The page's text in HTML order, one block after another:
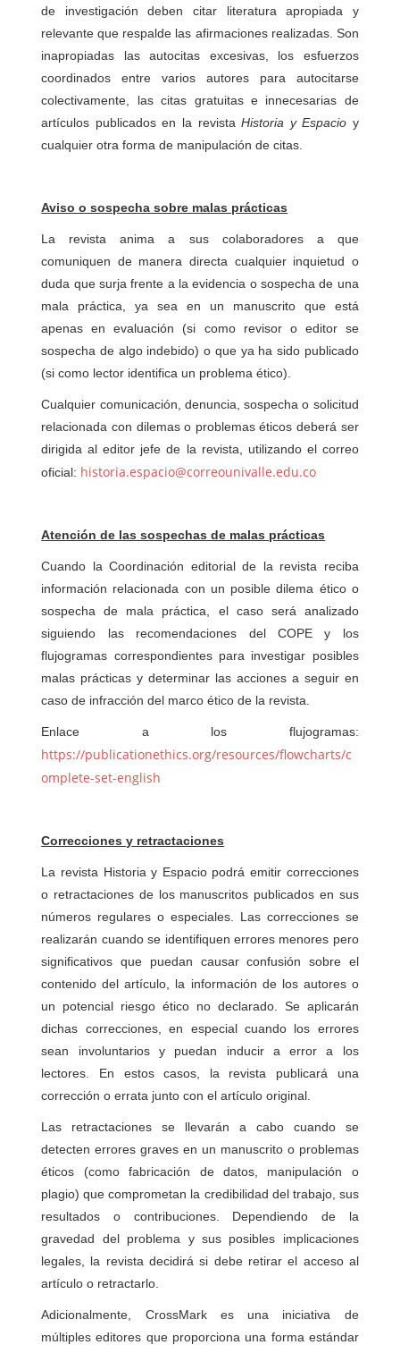
de investigación deben citar literatura apropiada y
relevante que respalde las afirmaciones realizadas. Son
inapropiadas las autocitas excesivas, los esfuerzos
coordinados entre varios autores para autocitarse
colectivamente, las citas gratuitas e innecesarias de
artículos publicados en la revistaHistoria y Espacio y
cualquier otra forma de manipulación de citas.
Aviso o sospecha sobre malas prácticas
La revista anima a sus colaboradores a que
comuniquen de manera directa cualquier inquietud o
duda que surja frente a la evidencia o sospecha de una
mala práctica, ya sea en un manuscrito que está
apenas en evaluación (si como revisor o editor se
sospecha de algo indebido) o que ya ha sido publicado
(si como lector identifica un problema ético).
Cualquier comunicación, denuncia, sospecha o solicitud
relacionada con dilemas o problemas éticos deberá ser
dirigida al editor jefe de la revista, utilizando el correo
oficial: historia.espacio@correounivalle.edu.co
Atención de las sospechas de malas prácticas
Cuando la Coordinación editorial de la revista reciba
información relacionada con un posible dilema ético o
sospecha de mala práctica, el caso será analizado
siguiendo las recomendaciones del COPE y los
flujogramas correspondientes para investigar posibles
malas prácticas y determinar las acciones a seguir en
caso de infracción del marco ético de la revista.
Enlace a los flujogramas:
https://publicationethics.org/resources/flowcharts/c
omplete-set-english
Correcciones y retractaciones
La revista Historia y Espacio podrá emitir correcciones
o retractaciones de los manuscritos publicados en sus
números regulares o especiales. Las correcciones se
realizarán cuando se identifiquen errores menores pero
significativos que puedan causar confusión sobre el
contenido del artículo, la información de los autores o
un potencial riesgo ético no declarado. Se aplicarán
dichas correcciones, en especial cuando los errores
sean involuntarios y puedan inducir a error a los
lectores. En estos casos, la revista publicará una
corrección o errata junto con el artículo original.
Las retractaciones se llevarán a cabo cuando se
detecten errores graves en un manuscrito o problemas
éticos (como fabricación de datos, manipulación o
plagio) que comprometan la credibilidad del trabajo, sus
resultados o contribuciones. Dependiendo de la
gravedad del problema y sus posibles implicaciones
legales, la revista decidirá si debe retirar el acceso al
artículo o retractarlo.
Adicionalmente, CrossMark es una iniciativa de
múltiples editores que proporciona una forma estándar